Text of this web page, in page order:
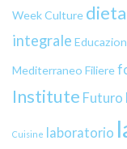
WeekCulture
integrale
Mediterraneo Filiere
Institute Futuro
Cuisine laboratorio